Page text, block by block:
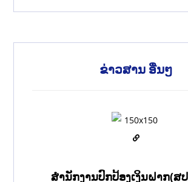
ຂ່າວສານ ອື່ນໆ
ສຳນັກງານປົກປ້ອງເງິນຝາກ(ສ